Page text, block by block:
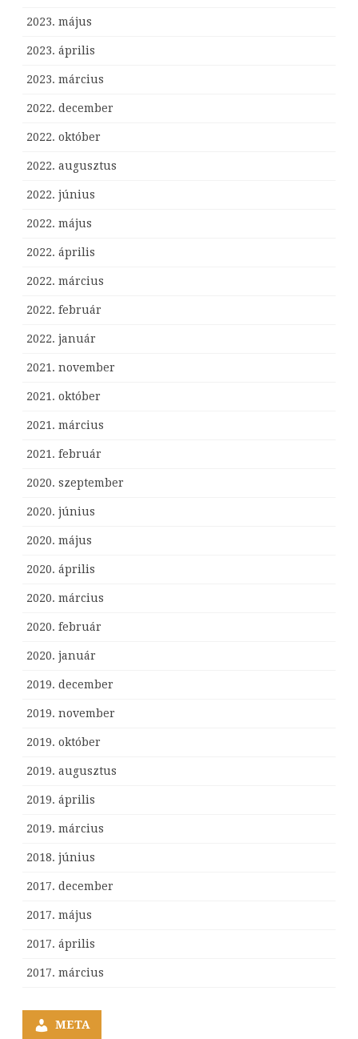
2023. május
2023. április
2023. március
2022. december
2022. október
2022. augusztus
2022. június
2022. május
2022. április
2022. március
2022. február
2022. január
2021. november
2021. október
2021. március
2021. február
2020. szeptember
2020. június
2020. május
2020. április
2020. március
2020. február
2020. január
2019. december
2019. november
2019. október
2019. augusztus
2019. április
2019. március
2018. június
2017. december
2017. május
2017. április
2017. március
META